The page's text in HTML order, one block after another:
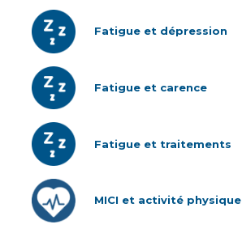
Fatigue et dépression
Fatigue et carence
Fatigue et traitements
MICI et activité physique